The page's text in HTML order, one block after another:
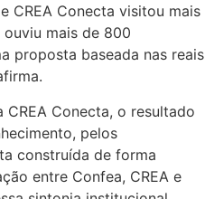
CREA Conecta visitou mais
mais de 800
proposta baseada nas reais
CREA Conecta, o resultado
pelos
construída de forma
entre Confea, CREA e